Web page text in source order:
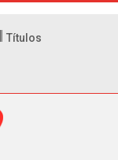
Títulos